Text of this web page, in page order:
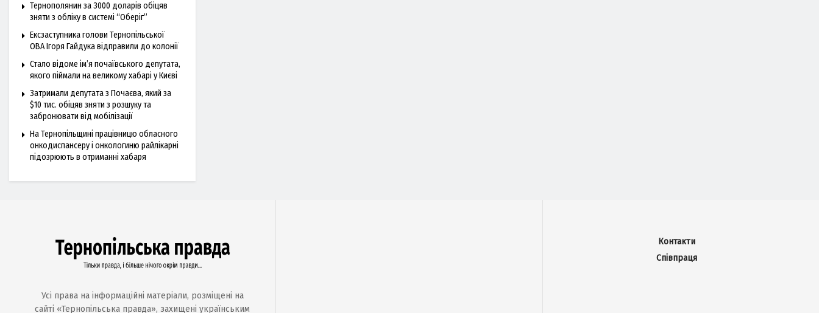
Тернополянин за 3000 доларів обіцяв
зняти з обліку в системі “Оберіг”
Ексзаступника голови Тернопільської
ОВА Ігоря Гайдука відправили до колонії
Стало відоме ім’я почаївського депутата,
якого піймали на великому хабарі у Києві
Затримали депутата з Почаєва, який за
$10 тис. обіцяв зняти з розшуку та
забронювати від мобілізації
На Тернопільщині працівницю обласного
онкодиспансеру і онкологиню райлікарні
підозрюють в отриманні хабаря
Усі права на інформаційні матеріали, розміщені на
сайті «Тернопільська правда», захищені українським
Контакти
Співпраця